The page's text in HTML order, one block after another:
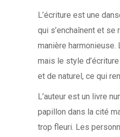
L’écriture est une
qui s’enchaînent et se
manière harmonieuse.
mais le style
et de naturel, ce qui
L’auteur est un livre
papillon dans la cité
trop fleuri. Les